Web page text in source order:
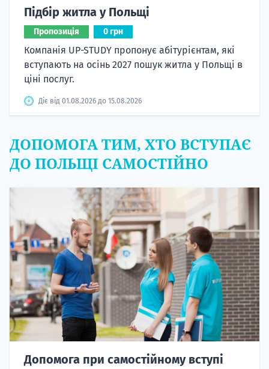
Підбір житла у Польщі
Пропозиція 0 грн
Компанія UP-STUDY пропонує абітурієнтам, які
вступають на осінь 2027 пошук житла у Польщі в
ціні послуг.
Діє від 01.08.2026 до 15.08.2026
ДОПОМОГА ТИМ, ХТО ВСТУПАЄ
ДО ПОЛЬЩІ САМОСТІЙНО
Допомога при самостійному вступі